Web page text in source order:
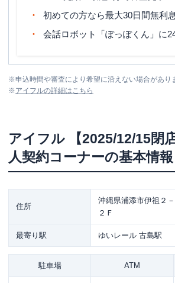
初めての方なら最大30日間無利
会話ロボット「ぽっぽくん」に
※申込時間や審査により希望に沿えない場合があり
※アイフルの詳細はこちら
アイフル
【2025/12/15閉
人契約コーナーの基本情報
住所
沖縄県浦添市伊祖２
２Ｆ
最寄り駅 ゆいレール 古島駅
駐車場 ATM